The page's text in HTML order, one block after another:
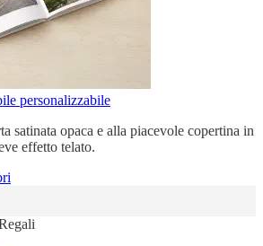
personalizzabile
satinata opaca e alla piacevole copertina in
effetto telato.